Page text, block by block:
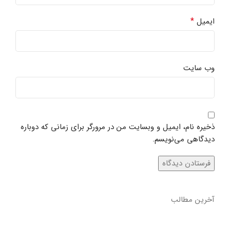
ایمیل *
وب‌ سایت
ذخیره نام، ایمیل و وبسایت من در مرورگر برای زمانی که دوباره
دیدگاهی می‌نویسم.
آخرین مطالب